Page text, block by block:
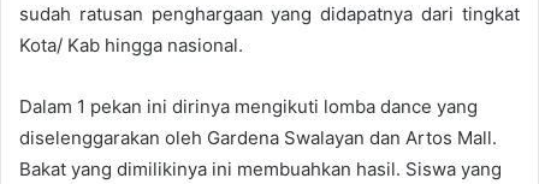
sudah ratusan penghargaan yang didapatnya dari tingkat
Kota/ Kab hingga nasional.
Dalam 1 pekan ini dirinya mengikuti lomba dance yang
diselenggarakan oleh Gardena Swalayan dan Artos Mall.
Bakat yang dimilikinya ini membuahkan hasil. Siswa yang